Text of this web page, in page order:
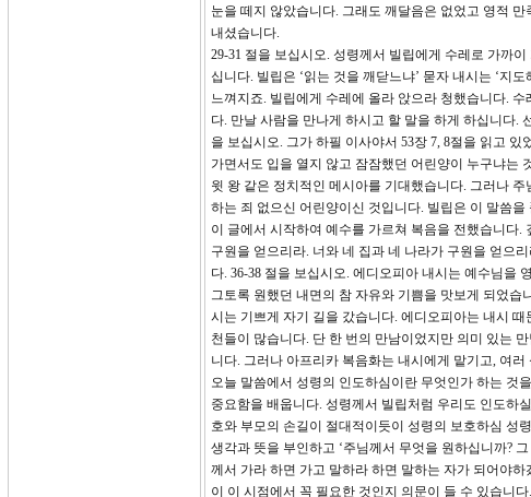
눈을 떼지 않았습니다. 그래도 깨달음은 없었고 영적
내셨습니다.
29-31 절을 보십시오. 성령께서 빌립에게 수레로 가까
십니다. 빌립은 ‘읽는 것을 깨닫느냐’ 묻자 내시는 ‘지
느껴지죠. 빌립에게 수레에 올라 앉으라 청했습니다.
다. 만날 사람을 만나게 하시고 할 말을 하게 하십니다.
을 보십시오. 그가 하필 이사야서 53장 7, 8절을 읽고
가면서도 입을 열지 않고 잠잠했던 어린양이 누구냐는
윗 왕 같은 정치적인 메시아를 기대했습니다. 그러나
하는 죄 없으신 어린양이신 것입니다. 빌립은 이 말씀
이 글에서 시작하여 예수를 가르쳐 복음을 전했습니다.
구원을 얻으리라. 너와 네 집과 네 나라가 구원을 얻으
다. 36-38 절을 보십시오. 에디오피아 내시는 예수님을
그토록 원했던 내면의 참 자유와 기쁨을 맛보게 되었습
시는 기쁘게 자기 길을 갔습니다. 에디오피아는 내시
천들이 많습니다. 단 한 번의 만남이었지만 의미 있는
니다. 그러나 아프리카 복음화는 내시에게 맡기고, 여
오늘 말씀에서 성령의 인도하심이란 무엇인가 하는 것
중요함을 배웁니다. 성령께서 빌립처럼 우리도 인도하
호와 부모의 손길이 절대적이듯이 성령의 보호하심 성
생각과 뜻을 부인하고 ‘주님께서 무엇을 원하십니까?
께서 가라 하면 가고 말하라 하면 말하는 자가 되어야
이 이 시점에서 꼭 필요한 것인지 의문이 들 수 있습니